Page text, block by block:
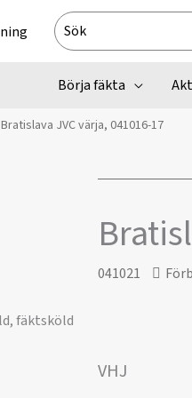
Search
for:
Börja fäkta
Bratislava JVC värja, 041016-17
041021
VHJ